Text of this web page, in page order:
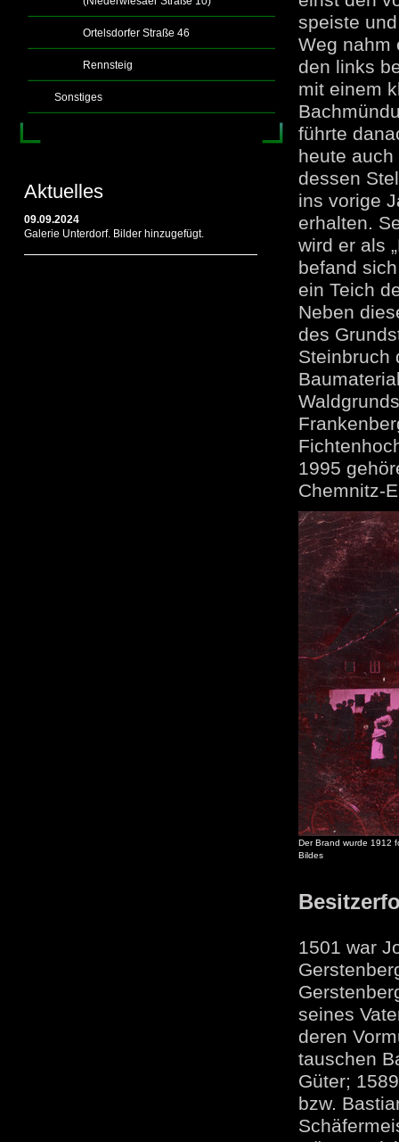
Ortelsdorfer Straße 46
Rennsteig
Sonstiges
Aktuelles
09.09.2024
Galerie Unterdorf. Bilder hinzugefügt.
speiste
Weg nahm
den links
mit einem
führte
heute
dessen
ins vorige
erhalten.
wird er als
befand
ein Teich
Neben
des
Steinbruch
1995
Chemnitz-
Der Brand wurde 1912
Bildes
1501 war
seines
deren
tauschen
Güter;
bzw.